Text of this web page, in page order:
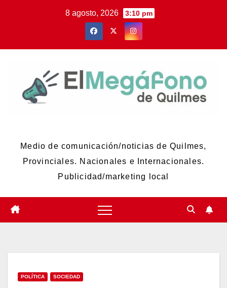
8 agosto, 2026 3:10 pm
Medio de comunicación/noticias de Quilmes,
Provinciales. Nacionales e Internacionales.
Publicidad/marketing local
POLÍTICA SOCIEDAD